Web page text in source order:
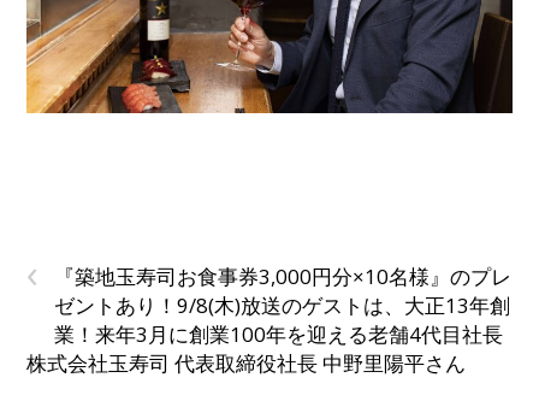
‹
『築地玉寿司お食事券3,000円分×10名様』のプレ
ゼントあり！9/8(木)放送のゲストは、大正13年創
業！来年3月に創業100年を迎える老舗4代目社長
株式会社玉寿司 代表取締役社長 中野里陽平さん